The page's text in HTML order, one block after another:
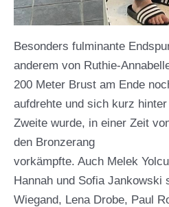
Besonders fulminante
anderem von Ruthie-
200 Meter Brust am Ende
aufdrehte und sich kurz
Zweite wurde, in einer Zeit
den Bronzerang
vorkämpfte. Auch Melek
Hannah und Sofia Jankowski
Wiegand, Lena Drobe, Paul